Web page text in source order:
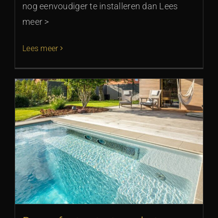
nog eenvoudiger te installeren dan Lees
meer >
Lees meer